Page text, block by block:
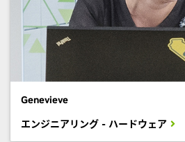
Genevieve
エンジニアリング - ハードウェア